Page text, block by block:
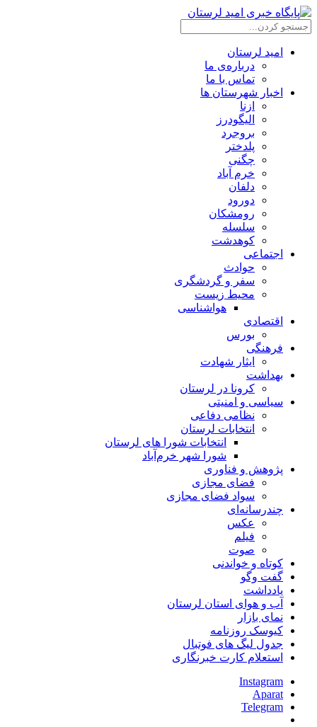
امید لرستان
درباره‌ی ما
تماس با ما
اخبار شهرستان ها
ازنا
الیگودرز
بروجرد
پلدختر
چگنی
خرم آباد
دلفان
دورود
رومشکان
سلسله
کوهدشت
اجتماعی
حوادث
سفر و گردشگری
محیط زیست
هواشناسی
اقتصادی
بورس
فرهنگی
ایثار شهادت
بهداشت
کرونا در لرستان
سیاسی و امنیتی
نظامی دفاعی
انتخابات لرستان
انتخابات شورا های لرستان
شورا شهر خرم‌آباد
پژوهش و فناوری
فضای مجازی
سواد فضای مجازی
چندرسانه‌ای
عكس
فیلم
صوت
کوتاه و خواندنی
گفت وگو
یادداشت
آب و هوای استان لرستان
نمای بازار
کیوسک روزنامه
جدول لیگ های فوتبال
استعلام کارت خبرنگاری
Instagram
Aparat
Telegram